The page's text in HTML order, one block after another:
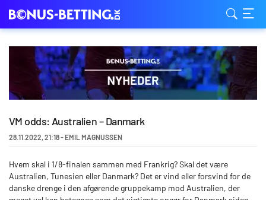
VM odds: Australien – Danmark
28.11.2022,21:18- EMIL MAGNUSSEN
Hvem skal i 1/8-finalen sammen med Frankrig? Skal det være
Australien, Tunesien eller Danmark? Det er vind eller forsvind for de
danske drenge i den afgørende gruppekamp mod Australien, der